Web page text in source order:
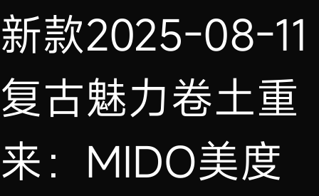
新款2025-08-11
复古魅力卷土重
来：MIDO美度